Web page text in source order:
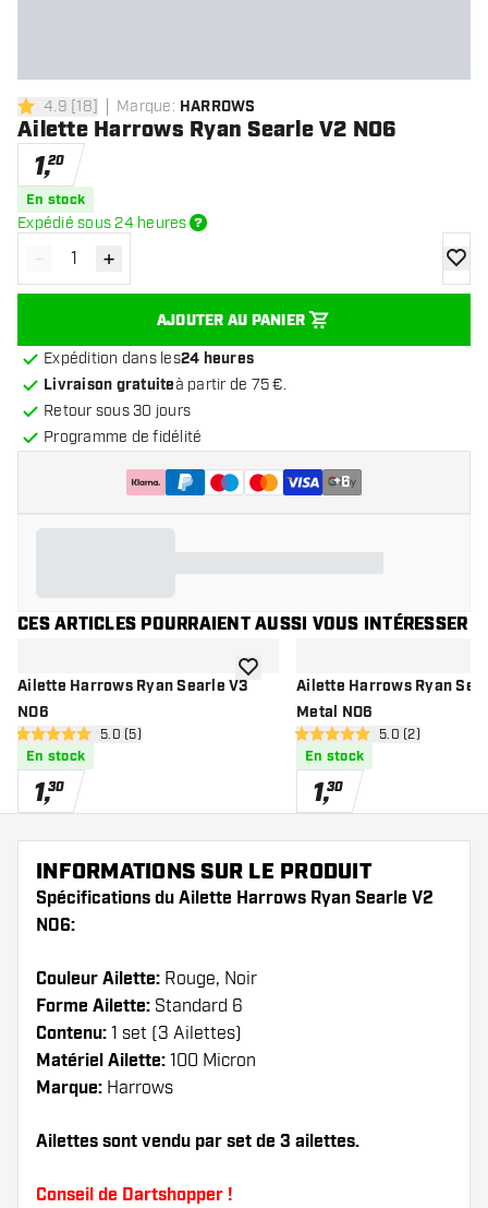
4.9 étoiles de notation
4.9 [18] Marque: HARROWS
Ailette Harrows Ryan Searle V2 NO6
1,20
En stock
Expédié sous 24 heures
Diminuer la quantité
- Augmenter la quantité
+
AJOUTER AU PANIER
Expédition dans les24 heures
Livraison gratuiteà partir de 75 €.
Retour sous 30 jours
Programme de fidélité
+6
CES ARTICLES POURRAIENT AUSSI VOUS INTÉRESSER
Ailette Harrows Ryan Searle V3
NO6
ouvrir le panneau des avis
5 étoiles de notation
5.0 (5)
En stock
1,30
ajouter à la liste de souhaits
Ailette Harrows Ryan
Metal NO6
ouvrir le
5 étoiles de notation
5.0 (2)
En stock
1,30
INFORMATIONS SUR LE PRODUIT
Spécifications du Ailette Harrows Ryan Searle V2
NO6:
Couleur Ailette: Rouge, Noir
Forme Ailette: Standard 6
Contenu: 1 set (3 Ailettes)
Matériel Ailette: 100 Micron
Marque: Harrows
Ailettes sont vendu par set de 3 ailettes.
Conseil de Dartshopper !